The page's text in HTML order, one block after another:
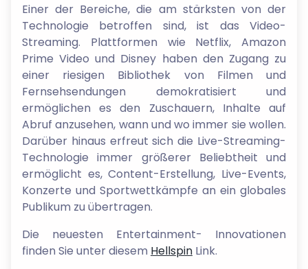
Einer der Bereiche, die am stärksten von der
Technologie betroffen sind, ist das Video-
Streaming. Plattformen wie Netflix, Amazon
Prime Video und Disney haben den Zugang zu
einer riesigen Bibliothek von Filmen und
Fernsehsendungen demokratisiert und
ermöglichen es den Zuschauern, Inhalte auf
Abruf anzusehen, wann und wo immer sie wollen.
Darüber hinaus erfreut sich die Live-Streaming-
Technologie immer größerer Beliebtheit und
ermöglicht es, Content-Erstellung, Live-Events,
Konzerte und Sportwettkämpfe an ein globales
Publikum zu übertragen.
Die neuesten Entertainment- Innovationen
finden Sie unter diesem Hellspin Link.